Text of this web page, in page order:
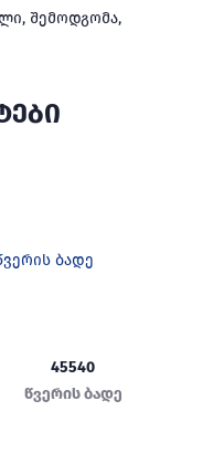
შემოდგომა,
45540
წვერის ბადე